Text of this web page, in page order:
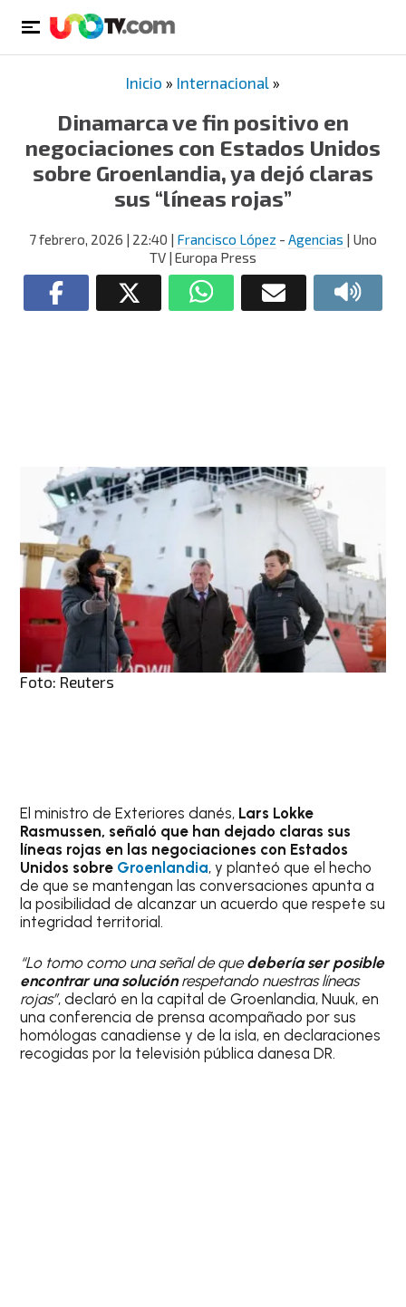
Inicio » Internacional »
Dinamarca ve fin positivo en
negociaciones con Estados Unidos
sobre Groenlandia, ya dejó claras
sus “líneas rojas”
7 febrero, 2026 | 22:40 | Francisco López - Agencias | Uno
TV | Europa Press
Foto: Reuters
El ministro de Exteriores danés, Lars Lokke
Rasmussen, señaló que han dejado claras sus
líneas rojas en las negociaciones con Estados
Unidos sobre Groenlandia, y planteó que el hecho
de que se mantengan las conversaciones apunta a
la posibilidad de alcanzar un acuerdo que respete su
integridad territorial.
“Lo tomo como una señal de quedebería ser posible
encontrar una soluciónrespetando nuestras líneas
rojas”, declaró en la capital de Groenlandia, Nuuk, en
una conferencia de prensa acompañado por sus
homólogas canadiense y de la isla, en declaraciones
recogidas por la televisión pública danesa DR.